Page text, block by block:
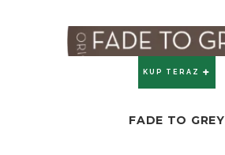
ZOBACZ
KUP TERAZ
FADE TO GREY